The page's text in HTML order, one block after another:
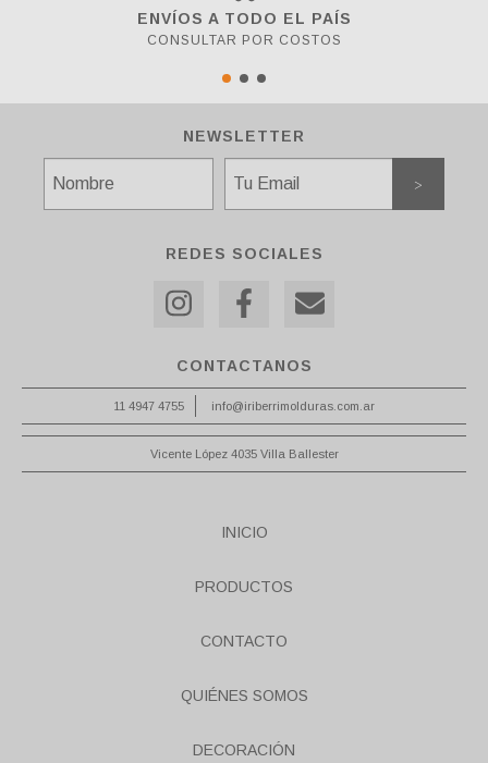
ENVÍOS A TODO EL PAÍS
CONSULTAR POR COSTOS
NEWSLETTER
REDES SOCIALES
CONTACTANOS
11 4947 4755 info@iriberrimolduras.com.ar
Vicente López 4035 Villa Ballester
INICIO
PRODUCTOS
CONTACTO
QUIÉNES SOMOS
DECORACIÓN